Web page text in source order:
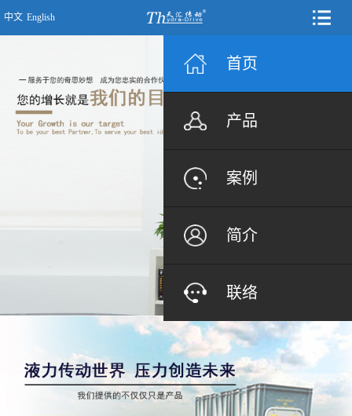
中文 English
首页
产品
案例
简介
联络